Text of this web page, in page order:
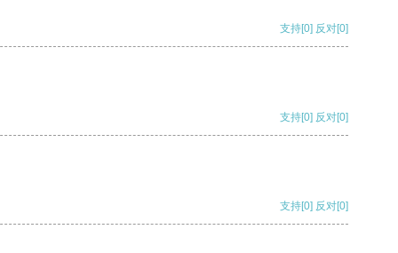
支持[0] 反对[0]
支持[0] 反对[0]
支持[0] 反对[0]